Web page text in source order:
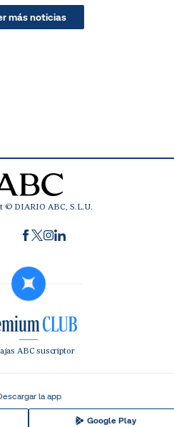
más noticias
© DIARIO ABC, S.L.U.
ABC suscriptor
la app
Google Play